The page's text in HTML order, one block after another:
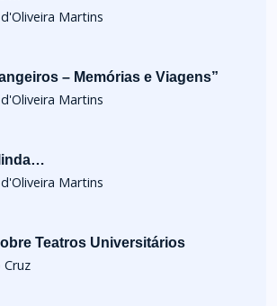
Martins
– Memórias e Viagens”
Martins
Martins
Teatros Universitários